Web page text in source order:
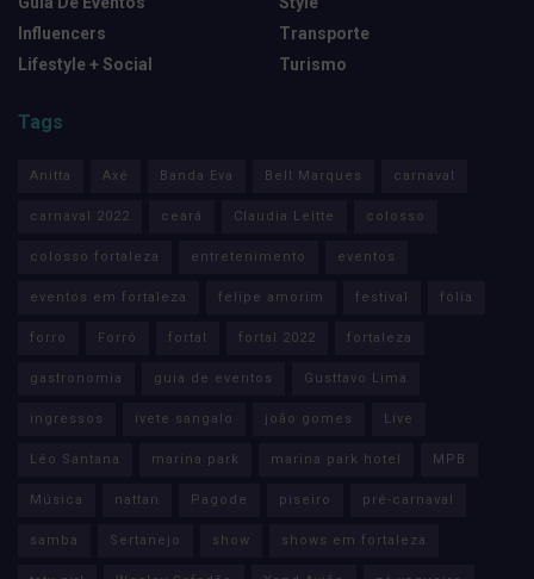
Influencers
Lifestyle + Social
Transporte
Turismo
Tags
Anitta Axé Banda Eva Bell Marques carnaval
carnaval 2022 ceará Claudia Leitte colosso
colosso fortaleza entretenimento eventos
eventos em fortaleza felipe amorim festival folia
forro Forró fortal fortal 2022 fortaleza
gastronomia guia de eventos Gusttavo Lima
ingressos ivete sangalo joão gomes Live
Léo Santana marina park marina park hotel MPB
Música nattan Pagode piseiro pré-carnaval
samba Sertanejo show shows em fortaleza